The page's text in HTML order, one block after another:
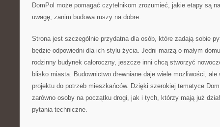
DomPol może pomagać czytelnikom zrozumieć, jakie etapy są
uwagę, zanim budowa ruszy na dobre.
Strona jest szczególnie przydatna dla osób, które zadają sobie
będzie odpowiedni dla ich stylu życia. Jedni marzą o małym
rodzinny budynek całoroczny, jeszcze inni chcą stworzyć
blisko miasta. Budownictwo drewniane daje wiele możliwości, ale
projektu do potrzeb mieszkańców. Dzięki szerokiej tematyce
zarówno osoby na początku drogi, jak i tych, którzy mają już
pytania techniczne.